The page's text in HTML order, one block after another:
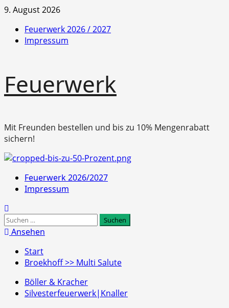
Zum
springen
9. August 2026
Feuerwerk 2026 / 2027
Impressum
Feuerwerk
Mit Freunden bestellen und bis zu 10% Mengenrabatt
sichern!
Primäres
Menü
Feuerwerk 2026/2027
Impressum
Suchen
nach:
Ansehen
Start
Broekhoff >> Multi Salute
Böller & Kracher
Silvesterfeuerwerk|Knaller